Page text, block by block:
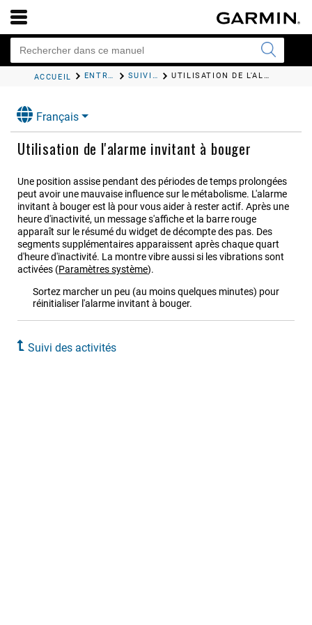
ACCUEIL ENTRAÎNEMENT SUIVI DES ACTIVITÉS UTILISATION DE L'ALARME INVITANT À BOUGER
Français
Utilisation de l'alarme invitant à bouger
Une position assise pendant des périodes de temps prolongées
peut avoir une mauvaise influence sur le métabolisme. L'alarme
invitant à bouger est là pour vous aider à rester actif. Après une
heure d'inactivité, un message s'affiche et la barre rouge
apparaît sur le résumé du widget de décompte des pas. Des
segments supplémentaires apparaissent après chaque quart
d'heure d'inactivité. La montre vibre aussi si les vibrations sont
activées (Paramètres système).
Sortez marcher un peu (au moins quelques minutes) pour
réinitialiser l'alarme invitant à bouger.
Suivi des activités